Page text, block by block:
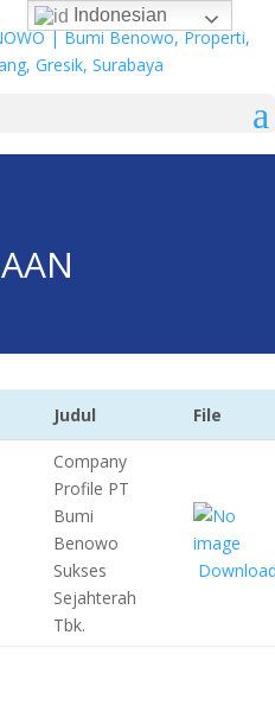
Judul File
Company
Profile PT
Bumi
Benowo
Sukses
Sejahterah
Tbk.
Indonesian